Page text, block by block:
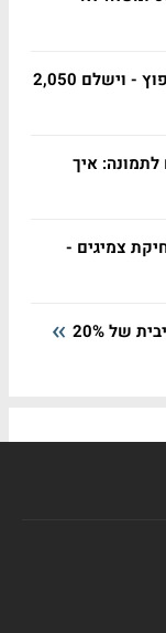
לתמונה: איך
צמיגים -
של 20%